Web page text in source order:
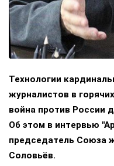
Технологии
журналистов в
война против России
Об этом в интервью
председатель Союза
Соловьёв.